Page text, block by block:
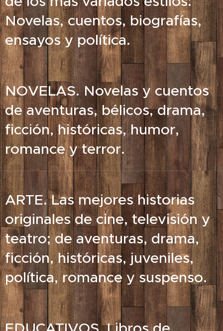
Novelas, cuentos, biografías,
ensayos y política.
NOVELAS. Novelas y cuentos
de aventuras, bélicos, drama,
ficción, históricas, humor,
romance y terror.
ARTE. Las mejores historias
originales de cine, televisión y
teatro; de aventuras, drama,
ficción, históricas, juveniles,
política, romance y suspenso.